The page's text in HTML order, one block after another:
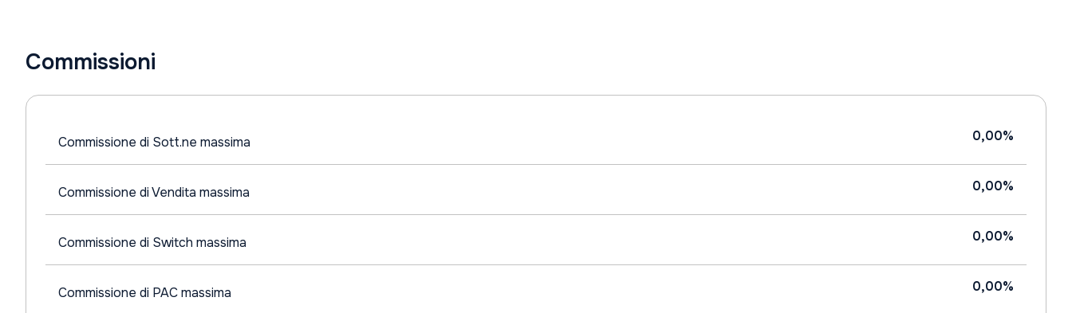
Commissioni
Commissione di Sott.ne massima 0,00%
Commissione di Vendita massima 0,00%
Commissione di Switch massima 0,00%
Commissione di PAC massima 0,00%